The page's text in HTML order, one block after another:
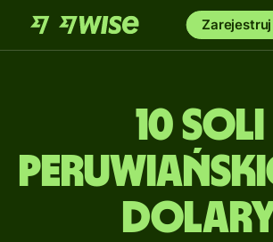
10 Soli